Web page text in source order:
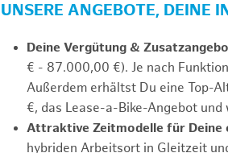
UNSERE ANGEBOTE, DEINE
Deine Vergütung &
€ - 87.000,00 €). Je nach
Außerdem erhältst Du eine Top-
€, das Lease-a-Bike-Angebot
Attraktive Zeitmodelle für Deine
hybriden Arbeitsort in Gleitzeit